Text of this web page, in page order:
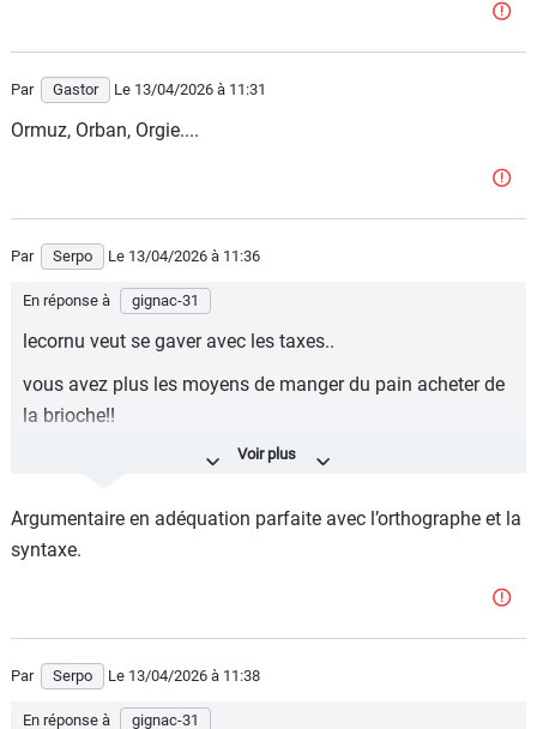
Par Gastor Le 13/04/2026 à 11:31
Ormuz, Orban, Orgie....
Par Serpo Le 13/04/2026 à 11:36
En réponse à gignac-31
lecornu veut se gaver avec les taxes..
vous avez plus les moyens de manger du pain acheter de
la brioche!!
leur plan machiavelique c'est vous pouvez plus payer
acheter un ve a 40 000!!
alors que votre vieu diesel qui décote plus.. lui il va vous
couter quoi .. 5000 en réparation en 9 ans..?
Argumentaire en adéquation parfaite avec l’orthographe et la
syntaxe.
Par Serpo Le 13/04/2026 à 11:38
En réponse à gignac-31